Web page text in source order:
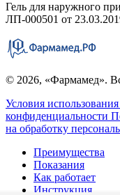
Гель для наружного
ЛП-000501 от
© 2026, «Фармамед».
Условия
конфиденциальности
на обработку
Преимущества
Показания
Как работает
Инструкция